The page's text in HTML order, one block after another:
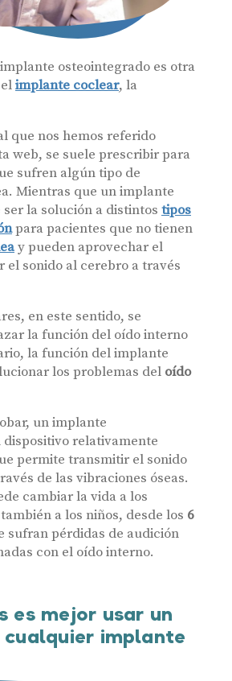
osteointegrado es otra
implante coclear, la
que nos hemos referido
web, se suele prescribir para
sufren algún tipo de
Mientras que un implante
la solución a distintos tipos
para pacientes que no tienen
y pueden aprovechar el
el sonido al cerebro a través
en este sentido, se
la función del oído interno
la función del implante
los problemas del oído
un implante
dispositivo relativamente
permite transmitir el sonido
de las vibraciones óseas.
cambiar la vida a los
a los niños, desde los 6
sufran pérdidas de audición
con el oído interno.
es mejor usar un
implante